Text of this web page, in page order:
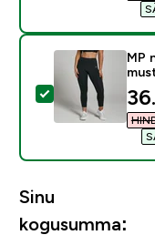
Vali see
MP
Sinu
kogusumma: